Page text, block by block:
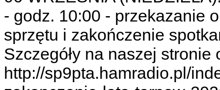
- godz. 10:00 - przekazanie
sprzętu i zakończenie
Szczegóły na naszej stronie
http://sp9pta.hamradio.pl/